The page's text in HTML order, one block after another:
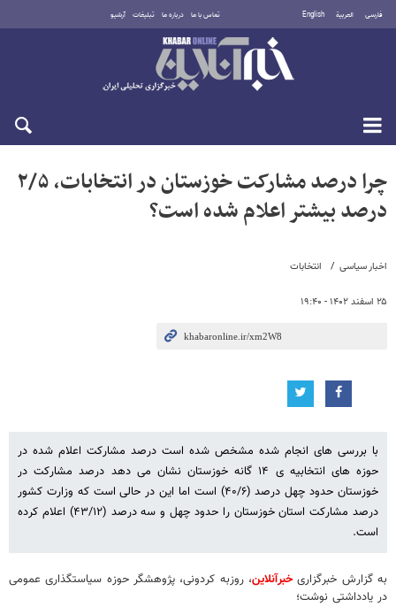
فارسی العربية English تماس با ما درباره ما تبلیغات آرشیو
شنبه ۱۷ مرداد ۱۴۰۵
اخبار سیاسی انتخابات
۲۵ اسفند ۱۴۰۲ - ۱۹:۴۰
چرا درصد مشارکت خوزستان در انتخابات، ۲/۵
درصد بیشتر اعلام شده است؟
با بررسی های انجام شده مشخص شده است درصد مشارکت اعلام شده در
حوزه های انتخابیه ی ۱۴ گانه خوزستان نشان می دهد درصد مشارکت در
خوزستان حدود چهل درصد (۴۰/۶) است اما این در حالی است که وزارت کشور
درصد مشارکت استان خوزستان را حدود چهل و سه درصد (۴۳/۱۲) اعلام کرده
است.
به گزارش خبرگزاریخبرآنلاین، روزبه کردونی، پژوهشگر حوزه سیاستگذاری عمومی
در یادداشتی نوشت؛